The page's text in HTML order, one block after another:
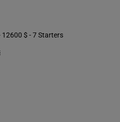
12600 $ - 7 Starters